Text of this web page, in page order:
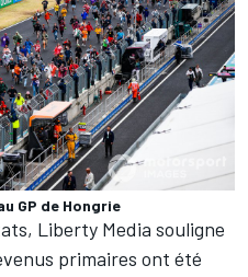
GP de Hongrie
Liberty Media souligne
primaires ont été